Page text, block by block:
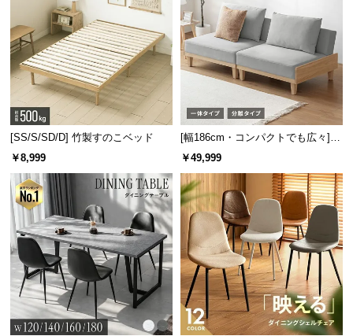
座り心地が選べる2WAYスタイル
座る面を変えるだけで、「しっかり」と「ゆった
り」2つの座り心地を楽しめます。
[SS/S/SD/D] 竹製すのこベッド
￥8,999
[幅186cm・コンパクトでも広々] 3
人掛けソファベッド リクライニン
￥49,999